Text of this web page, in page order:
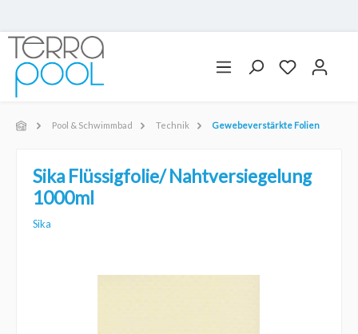
Pool & Schwimmbad Technik Gewebeverstärkte Folien
Sika Flüssigfolie/ Nahtversiegelung
1000ml
Sika